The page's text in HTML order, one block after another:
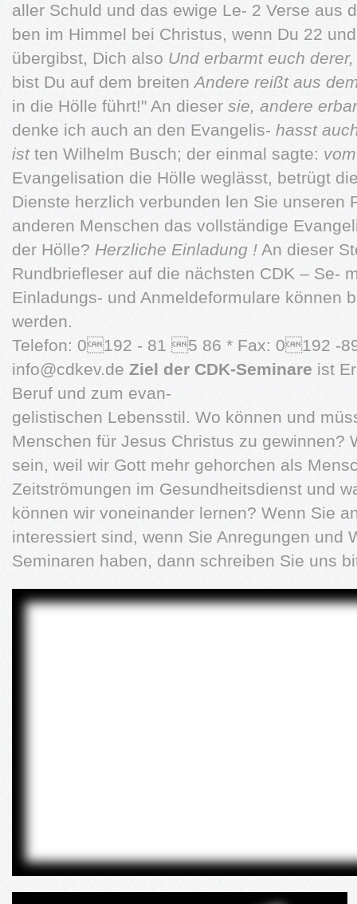
aller Schuld und das ewige Le- 2 Verse aus
ben im Himmel bei Christus, wenn Du 22
übergibst, Dich also Und erbarmt euch
bist Du auf dem breiten Andere reißt aus
in die Hölle führt!" An dieser sie, andere
denke ich auch an den Evangelis- hasst
ist ten Wilhelm Busch; der einmal sagte:
Evangelisation die Hölle weglässt, betrügt
Dienste herzlich verbunden len Sie unseren
anderen Menschen das vollständige
der Hölle? Herzliche Einladung ! An dieser
Rundbriefleser auf die nächsten CDK – Se-
Einladungs- und Anmeldeformulare können
werden.
Telefon: 0192 - 81 5 86 * Fax: 0192 -
info@cdkev.de Ziel der CDK-Seminare ist
Beruf und zum evan-
gelistischen Lebensstil. Wo können und
Menschen für Jesus Christus zu gewinnen?
sein, weil wir Gott mehr gehorchen als
Zeitströmungen im Gesundheitsdienst und
können wir voneinander lernen? Wenn Sie
interessiert sind, wenn Sie Anregungen und
Seminaren haben, dann schreiben Sie uns